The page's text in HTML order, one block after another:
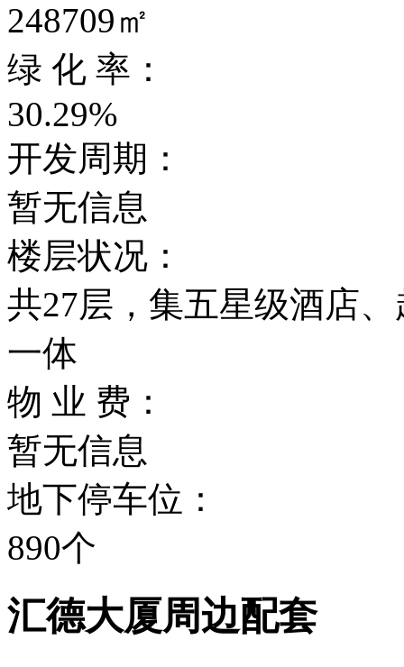
248709㎡
绿 化 率：
30.29%
开发周期：
暂无信息
楼层状况：
共27层，集五星级酒店
一体
物 业 费：
暂无信息
地下停车位：
890个
汇德大厦周边配套